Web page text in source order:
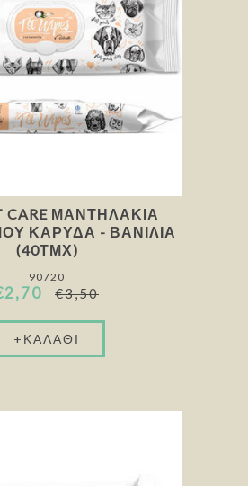
CARE ΜΑΝΤΗΛΆΚΙΑ
ΚΑΡΎΔΑ - ΒΑΝΊΛΙΑ
(40ΤΜΧ)
90720
€3,50